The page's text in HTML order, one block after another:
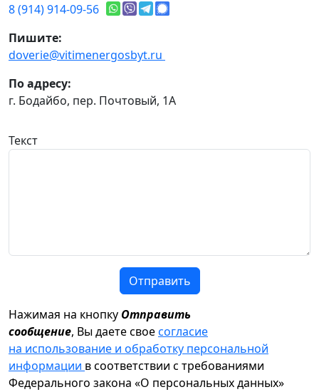
8 (914) 914-09-56
Пишите:
doverie@vitimenergosbyt.ru
По адресу:
г. Бодайбо, пер. Почтовый, 1А
Текст
Отправить
Нажимая на кнопку Отправить
сообщение, Вы даете своесогласие
на использование и обработку персональной
информации в соответствии с требованиями
Федерального закона «О персональных данных»